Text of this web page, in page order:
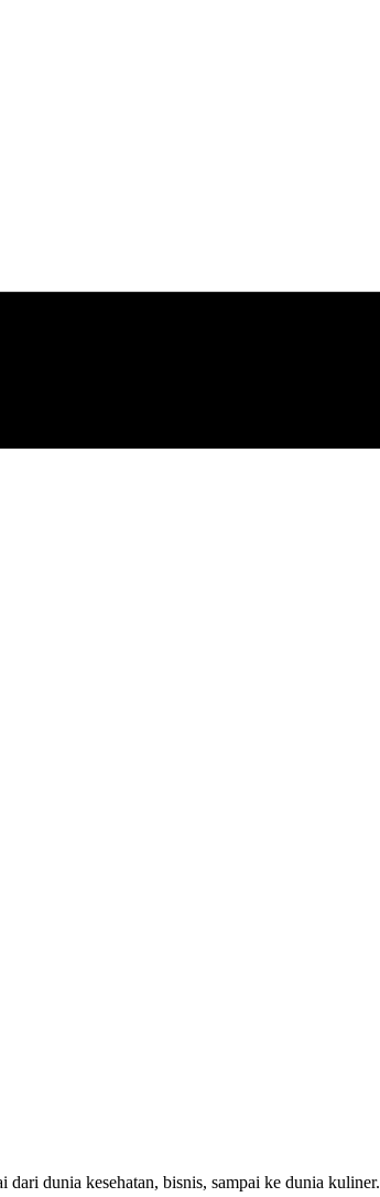
dari dunia kesehatan, bisnis, sampai ke dunia kuliner.